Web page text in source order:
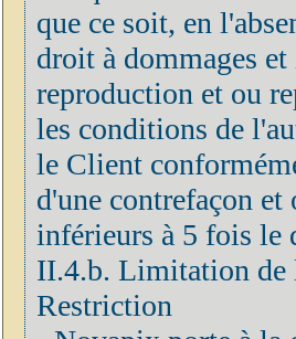
que ce soit, en
droit à dommages
reproduction et ou
les conditions de
le Client
d'une contrefaçon
inférieurs à 5 fois le
II.4.b. Limitation de
Restriction